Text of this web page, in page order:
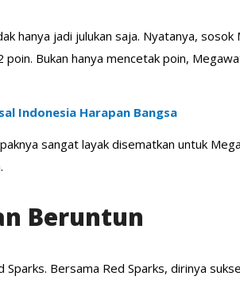
hanya jadi julukan saja. Nyatanya,
Bukan hanya mencetak poin,
Indonesia Harapan Bangsa
sangat layak disematkan untuk
Beruntun
Bersama Red Sparks, dirinya